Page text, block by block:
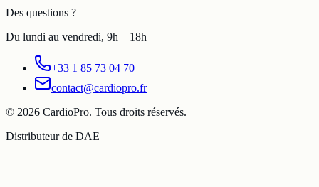
Des questions ?
Du lundi au vendredi, 9h – 18h
+33 1 85 73 04 70
contact@cardiopro.fr
© 2026 CardioPro. Tous droits réservés.
Distributeur de DAE